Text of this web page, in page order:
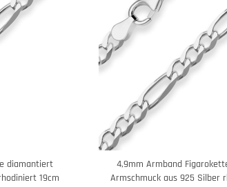
diamantiert
19cm
4,9mm Armband
Armschmuck aus 925 Silber